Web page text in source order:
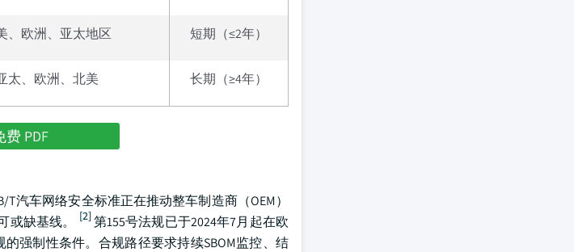
、欧洲、亚太地区 短期（≤2年）
太、欧洲、北美 长期（≥4年）
PDF
T汽车网络安全标准正在推动整车制造商（OEM）
缺基线。
[2]第155号法规已于2024年7月起在欧
强制性条件。合规路径要求持续SBOM监控、结